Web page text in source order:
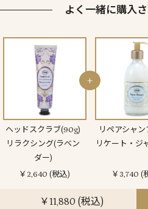
よく一緒に購入
ヘッドスクラブ(90g)
リラクシング(ラベン
ダー)
￥2,640 (税込)
+
リペアシャ
リケート・ジ
￥3,740 (
￥11,880 (税込)